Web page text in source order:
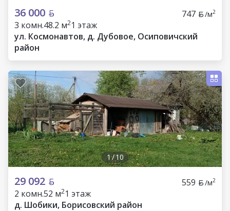
36 000 747 /м2
3 комн.48.2 м21 этаж
ул. Космонавтов, д. Дубовое, Осиповичский
район
1/10
29 092 559 /м2
2 комн.52 м21 этаж
д. Шобики, Борисовский район